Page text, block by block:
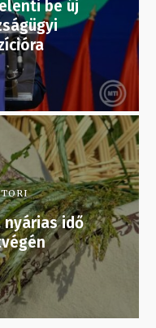
be új
nyárias idő